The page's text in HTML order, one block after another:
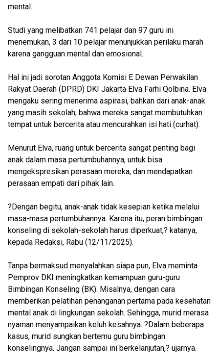
mental.
Studi yang melibatkan 741 pelajar dan 97 guru ini
menemukan, 3 dari 10 pelajar menunjukkan perilaku marah
karena gangguan mental dan emosional.
Hal ini jadi sorotan Anggota Komisi E Dewan Perwakilan
Rakyat Daerah (DPRD) DKI Jakarta Elva Farhi Qolbina. Elva
mengaku sering menerima aspirasi, bahkan dari anak-anak
yang masih sekolah, bahwa mereka sangat membutuhkan
tempat untuk bercerita atau mencurahkan isi hati (curhat).
Menurut Elva, ruang untuk bercerita sangat penting bagi
anak dalam masa pertumbuhannya, untuk bisa
mengekspresikan perasaan mereka, dan mendapatkan
perasaan empati dari pihak lain.
?Dengan begitu, anak-anak tidak kesepian ketika melalui
masa-masa pertumbuhannya. Karena itu, peran bimbingan
konseling di sekolah-sekolah harus diperkuat,? katanya,
kepada Redaksi, Rabu (12/11/2025).
Tanpa bermaksud menyalahkan siapa pun, Elva meminta
Pemprov DKI meningkatkan kemampuan guru-guru
Bimbingan Konseling (BK). Misalnya, dengan cara
memberikan pelatihan penanganan pertama pada kesehatan
mental anak di lingkungan sekolah. Sehingga, murid merasa
nyaman menyampaikan keluh kesahnya. ?Dalam beberapa
kasus, murid sungkan bertemu guru bimbingan
konselingnya. Jangan sampai ini berkelanjutan,? ujarnya.